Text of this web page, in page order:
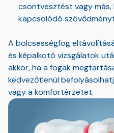
csontvesztést vagy
kapcsolódó
A bölcsességfog
és képalkotó vizsgálatok
akkor, ha a fogak
kedvezőtlenül
vagy a komfortérzetet.